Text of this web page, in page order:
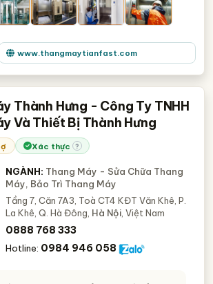
www.thangmaytianfast.com
Thành Hưng - Công Ty TNHH
Và Thiết Bị Thành Hưng
Xác thực ?
NGÀNH: Thang Máy - Sửa Chữa Thang
Máy, Bảo Trì Thang Máy
Tầng 7, Căn 7A3, Toà CT4 KĐT Văn Khê, P.
La Khê, Q. Hà Đông, Hà Nội, Việt Nam
0888 768 333
Hotline: 0984 946 058